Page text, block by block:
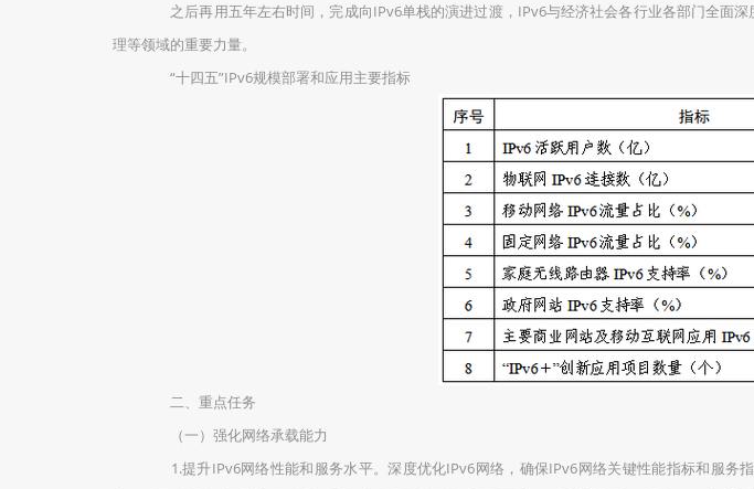
之后再用五年左右时间，完成向IPv6单栈的演进过渡，IPv6与经济社会各行业各部门全面
理等领域的重要力量。
“十四五”IPv6规模部署和应用主要指标
二、重点任务
（一）强化网络承载能力
1.提升IPv6网络性能和服务水平。深度优化IPv6网络，确保IPv6网络关键性能指标和服务